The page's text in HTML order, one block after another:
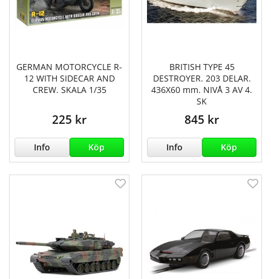
GERMAN MOTORCYCLE R-
12 WITH SIDECAR AND
CREW. SKALA 1/35
225 kr
Info Köp
BRITISH TYPE 45
DESTROYER. 203 DELAR.
436X60 mm. NIVÅ 3 AV 4.
SK
845 kr
Info Köp